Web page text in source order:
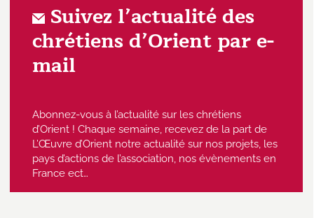
Suivez l’actualité des
chrétiens d’Orient par e-
mail
Abonnez-vous à l’actualité sur les chrétiens
d’Orient ! Chaque semaine, recevez de la part de
L’Œuvre d’Orient notre actualité sur nos projets, les
pays d’actions de l’association, nos évènements en
France ect…